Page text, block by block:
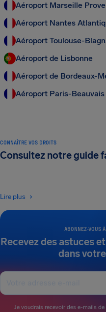
Aéroport Marseille
Aéroport Nantes
Aéroport Toulouse-
Aéroport de Lisbonne
Aéroport de Bordeaux-
Aéroport Paris-Beauvais
ABONNEZ-VOUS
Recevez des astuces
dans
Je voudrais recevoir des e-mails de
CONNAÎTRE VOS DROITS
Consultez notre guide
Lire plus